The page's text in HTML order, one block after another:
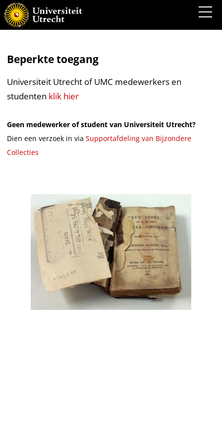
Beperkte toegang
Universiteit Utrecht of UMC medewerkers en
studenten klik hier
Geen medewerker of student van Universiteit Utrecht?
Dien een verzoek in via Supportafdeling van Bijzondere
Collecties